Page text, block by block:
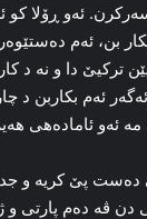
ئه‌و ڕۆلا کو
بن، ئه‌م
ترکیێ دا و نه‌ د
ئه‌م بکاربن د
مه‌ ئه‌و ئاماده‌هی
پێ کریه‌ و
دن ڤه‌ دەم پارتی و